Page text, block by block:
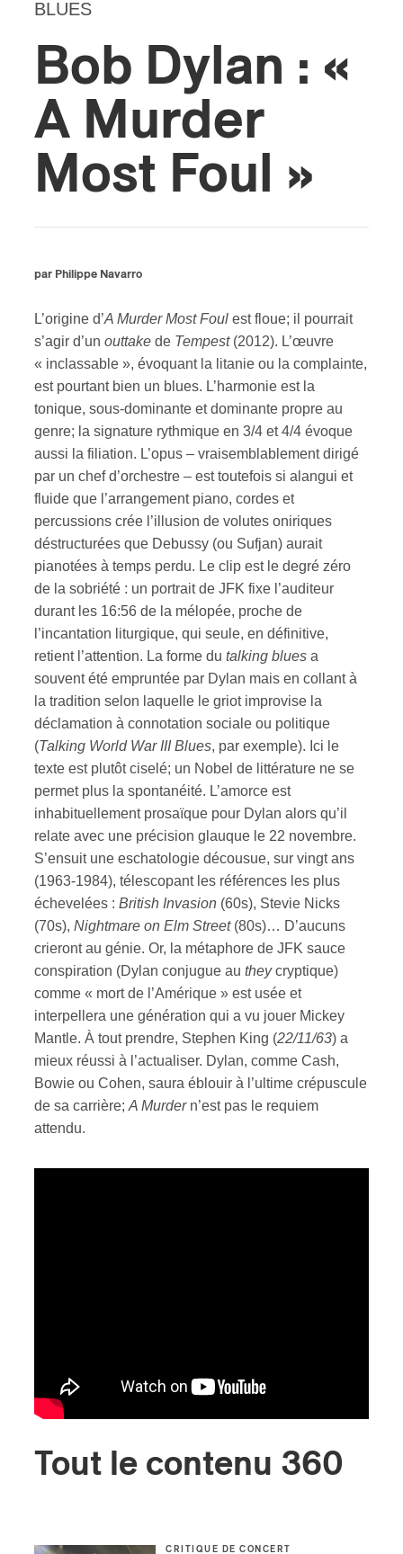
BLUES
Bob Dylan : «
A Murder
Most Foul »
par Philippe Navarro
L’origine d’A Murder Most Foul est floue; il pourrait
s’agir d’un outtake de Tempest(2012). L’œuvre
« inclassable », évoquant la litanie ou la complainte,
est pourtant bien un blues. L’harmonie est la
tonique, sous-dominante et dominante propre au
genre; la signature rythmique en 3/4 et 4/4 évoque
aussi la filiation. L’opus – vraisemblablement dirigé
par un chef d’orchestre – est toutefois si alangui et
fluide que l’arrangement piano, cordes et
percussions crée l’illusion de volutes oniriques
déstructurées que Debussy (ou Sufjan) aurait
pianotées à temps perdu. Le clip est le degré zéro
de la sobriété : un portrait de JFK fixe l’auditeur
durant les 16:56 de la mélopée, proche de
l’incantation liturgique, qui seule, en définitive,
retient l’attention. La forme du talking blues a
souvent été empruntée par Dylan mais en collant à
la tradition selon laquelle le griot improvise la
déclamation à connotation sociale ou politique
(Talking World War III Blues, par exemple). Ici le
texte est plutôt ciselé; un Nobel de littérature ne se
permet plus la spontanéité. L’amorce est
inhabituellement prosaïque pour Dylan alors qu’il
relate avec une précision glauque le 22 novembre.
S’ensuit une eschatologie décousue, sur vingt ans
(1963-1984), télescopant les références les plus
échevelées : British Invasion (60s), Stevie Nicks
(70s), Nightmare on Elm Street(80s)… D’aucuns
crieront au génie. Or, la métaphore de JFK sauce
conspiration (Dylan conjugue au theycryptique)
comme « mort de l’Amérique » est usée et
interpellera une génération qui a vu jouer Mickey
Mantle. À tout prendre, Stephen King (22/11/63) a
mieux réussi à l’actualiser. Dylan, comme Cash,
Bowie ou Cohen, saura éblouir à l’ultime crépuscule
de sa carrière; A Murdern’est pas le requiem
attendu.
Tout le contenu 360
CRITIQUE DE CONCERT